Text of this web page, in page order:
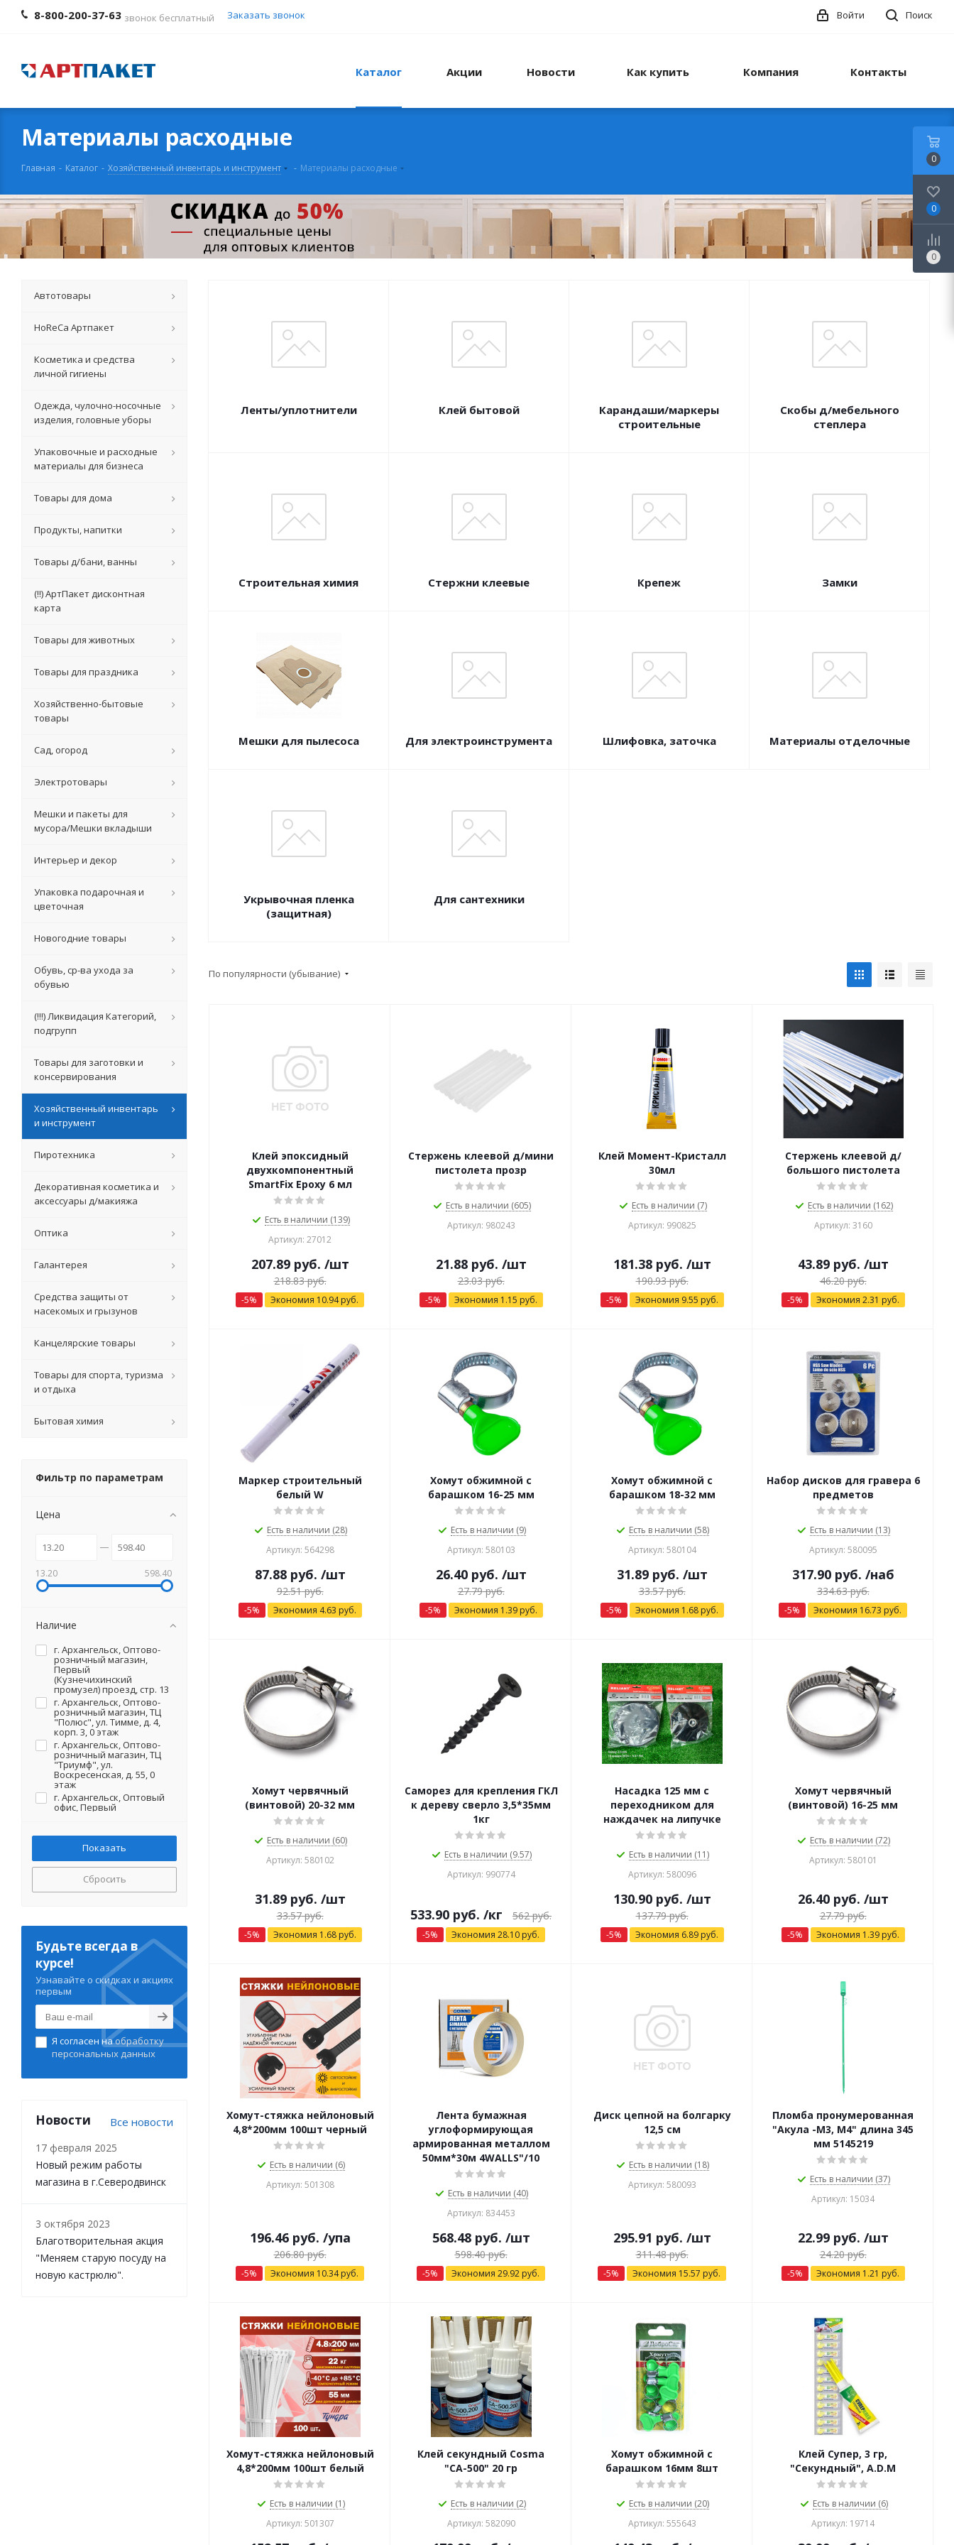
8-800-200-37-63 звонок бесплатный Заказать звонок Поиск
Войти
Каталог Акции Новости Как купить Компания Контакты
Материалы расходные
Главная - Каталог - Хозяйственный инвентарь и инструмент - Материалы расходные
Ленты/уплотнители Клей бытовой
Карандаши/маркеры
строительные
Скобы д/мебельного
степлера
Строительная химия Стержни клеевые Крепеж Замки
Мешки для пылесоса Для электроинструмента Шлифовка, заточка Материалы отделочные
Укрывочная пленка
(защитная)
Для сантехники
По популярности (убывание)
Клей эпоксидный
двухкомпонентный
SmartFix Epoxy 6 мл
Есть в наличии (139)
Артикул: 27012
207.89руб. /шт
218.83руб.
-5% Экономия 10.94руб.
Стержень клеевой д/мини
пистолета прозр
Есть в наличии (605)
Артикул: 980243
21.88руб. /шт
23.03руб.
-5% Экономия 1.15 руб.
Клей Момент-Кристалл
30мл
Есть в наличии (7)
Артикул: 990825
181.38руб. /шт
190.93руб.
-5% Экономия 9.55 руб.
Стержень клеевой д/
большого пистолета
Есть в наличии (162)
Артикул: 3160
43.89руб. /шт
46.20руб.
-5% Экономия 2.31 руб.
Маркер строительный
белый W
Есть в наличии (28)
Артикул: 564298
87.88руб. /шт
92.51руб.
-5% Экономия 4.63 руб.
Хомут обжимной с
барашком 16-25 мм
Есть в наличии (9)
Артикул: 580103
26.40руб. /шт
27.79руб.
-5% Экономия 1.39руб.
Хомут обжимной с
барашком 18-32 мм
Есть в наличии (58)
Артикул: 580104
31.89руб. /шт
33.57руб.
-5% Экономия 1.68руб.
Набор дисков для гравера 6
предметов
Есть в наличии (13)
Артикул: 580095
317.90руб. /наб
334.63руб.
-5% Экономия 16.73 руб.
Хомут червячный
(винтовой) 20-32 мм
Есть в наличии (60)
Артикул: 580102
31.89руб. /шт
33.57руб.
-5% Экономия 1.68руб.
Саморез для крепления ГКЛ
к дереву сверло 3,5*35мм
1кг
Есть в наличии (9.57)
Артикул: 990774
533.90 руб. /кг 562руб.
-5% Экономия 28.10 руб.
Насадка 125 мм с
переходником для
наждачек на липучке
Есть в наличии (11)
Артикул: 580096
130.90руб. /шт
137.79руб.
-5% Экономия 6.89руб.
Хомут червячный
(винтовой) 16-25 мм
Есть в наличии (72)
Артикул: 580101
26.40руб. /шт
27.79руб.
-5% Экономия 1.39руб.
Хомут-стяжка нейлоновый
4,8*200мм 100шт черный
Есть в наличии (6)
Артикул: 501308
196.46руб. /упа
206.80руб.
-5% Экономия 10.34руб.
Лента бумажная
углоформирующая
армированная металлом
50мм*30м 4WALLS"/10
Есть в наличии (40)
Артикул: 834453
568.48руб. /шт
598.40руб.
-5% Экономия 29.92 руб.
Диск цепной на болгарку
12,5 см
Есть в наличии (18)
Артикул: 580093
295.91 руб. /шт
311.48руб.
-5% Экономия 15.57 руб.
Пломба пронумерованная
"Акула -М3, М4" длина 345
мм 5145219
Есть в наличии (37)
Артикул: 15034
22.99руб. /шт
24.20руб.
-5% Экономия 1.21 руб.
Хомут-стяжка нейлоновый
4,8*200мм 100шт белый
Есть в наличии (1)
Артикул: 501307
Клей секундный Cosma
"CА-500" 20 гр
Есть в наличии (2)
Артикул: 582090
Хомут обжимной с
барашком 16мм 8шт
Есть в наличии (20)
Артикул: 555643
Клей Супер, 3 гр,
"Секундный", A.D.M
Есть в наличии (6)
Артикул: 19714
Автотовары
HoReCa Артпакет
Косметика и средства
личной гигиены
Одежда, чулочно-носочные
изделия, головные уборы
Упаковочные и расходные
материалы для бизнеса
Товары для дома
Продукты, напитки
Товары д/бани, ванны
(!!) АртПакет дисконтная
карта
Товары для животных
Товары для праздника
Хозяйственно-бытовые
товары
Сад, огород
Электротовары
Мешки и пакеты для
мусора/Мешки вкладыши
Интерьер и декор
Упаковка подарочная и
цветочная
Новогодние товары
Обувь, ср-ва ухода за
обувью
(!!!) Ликвидация Категорий,
подгрупп
Товары для заготовки и
консервирования
Хозяйственный инвентарь
и инструмент
Пиротехника
Декоративная косметика и
аксессуары д/макияжа
Оптика
Галантерея
Средства защиты от
насекомых и грызунов
Канцелярские товары
Товары для спорта, туризма
и отдыха
Бытовая химия
Фильтр по параметрам
Цена
13.20 598.40
Наличие
г. Архангельск, Оптово-
розничный магазин,
Первый
(Кузнечихинский
промузел) проезд, стр. 13
г. Архангельск, Оптово-
розничный магазин, ТЦ
"Полюс", ул. Тимме, д. 4,
корп. 3, 0 этаж
г. Архангельск, Оптово-
розничный магазин, ТЦ
"Триумф", ул.
Воскресенская, д. 55, 0
этаж
г. Архангельск, Оптовый
офис, Первый
(на территории)
г. Северодвинск, Оптово-
розничный магазин, ул.
Первомайская, д. 20 (на
территории)
Сбросить
Будьте всегда в
курсе!
Узнавайте о скидках и акциях
первым
Я согласен наобработку
персональных данных
Новости Все новости
17 февраля 2025
Новый режим работы
магазина в г.Северодвинск
3 октября 2023
Благотворительная акция
"Меняем старую посуду на
новую кастрюлю".
0
0
0